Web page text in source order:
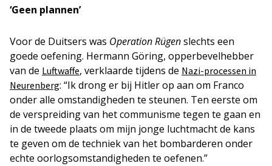
‘Geen plannen’
Voor de Duitsers was Operation Rügenslechts een
goede oefening. Hermann Göring, opperbevelhebber
van de Luftwaffe, verklaarde tijdens de Nazi-processen in
Neurenberg: “Ik drong er bij Hitler op aan om Franco
onder alle omstandigheden te steunen. Ten eerste om
de verspreiding van het communisme tegen te gaan en
in de tweede plaats om mijn jonge luchtmacht de kans
te geven om de techniek van het bombarderen onder
echte oorlogsomstandigheden te oefenen.”